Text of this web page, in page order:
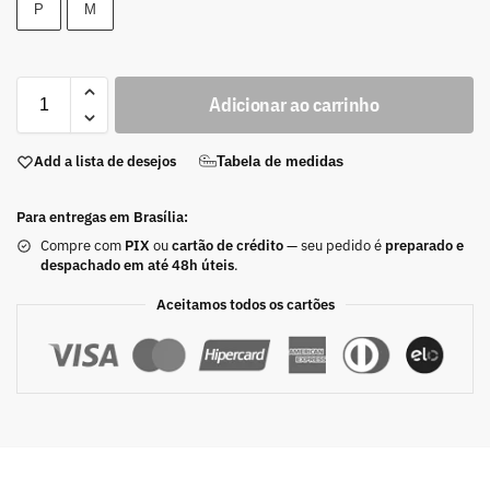
P M
Adicionar ao carrinho
Add a lista de desejos Tabela de medidas
Para entregas em Brasília:
Compre com PIX oucartão de crédito— seu pedido é preparado e
despachado em até 48h úteis.
Aceitamos todos os cartões